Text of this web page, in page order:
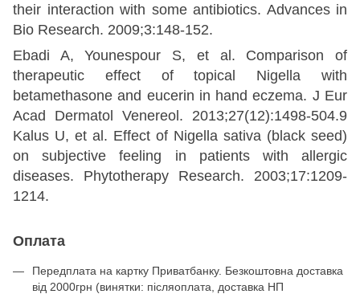
their interaction with some antibiotics. Advances in
Bio Research. 2009;3:148-152.
Ebadi A, Younespour S, et al. Comparison of
therapeutic effect of topical Nigella with
betamethasone and eucerin in hand eczema. J Eur
Acad Dermatol Venereol. 2013;27(12):1498-504.9
Kalus U, et al. Effect of Nigella sativa (black seed)
on subjective feeling in patients with allergic
diseases. Phytotherapy Research. 2003;17:1209-
1214.
Оплата
Передплата на картку Приватбанку. Безкоштовна доставка
від 2000грн (винятки: післяоплата, доставка НП